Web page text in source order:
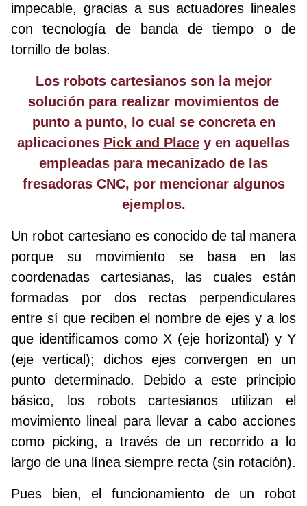
impecable, gracias a sus actuadores lineales
con tecnología de banda de tiempo o de
tornillo de bolas.
Los robots cartesianos son la mejor
solución para realizar movimientos de
punto a punto, lo cual se concreta en
aplicaciones Pick and Place y en aquellas
empleadas para mecanizado de las
fresadoras CNC, por mencionar algunos
ejemplos.
Un robot cartesiano es conocido de tal manera
porque su movimiento se basa en las
coordenadas cartesianas, las cuales están
formadas por dos rectas perpendiculares
entre sí que reciben el nombre de ejes y a los
que identificamos como X (eje horizontal) y Y
(eje vertical); dichos ejes convergen en un
punto determinado. Debido a este principio
básico, los robots cartesianos utilizan el
movimiento lineal para llevar a cabo acciones
como picking, a través de un recorrido a lo
largo de una línea siempre recta (sin rotación).
Pues bien, el funcionamiento de un robot